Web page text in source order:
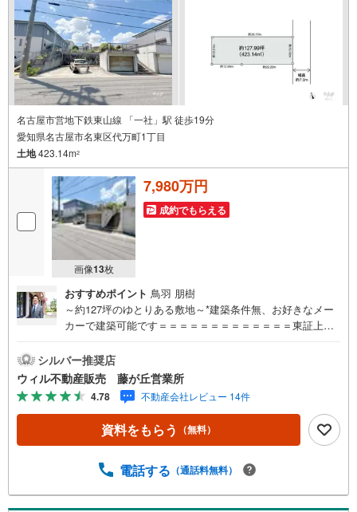
す。**リフォーム**理想の間取り、テイストを作り上げられ
ます！リフォームプランナーの同行も可能です。
名古屋市営地下鉄東山線 「一社」駅 徒歩19分
愛知県名古屋市名東区代万町1丁目
土地423.14m2
画像13枚
7,980万円
成約でもらえる
おすすめポイント 鳥羽 朋樹
～約127坪のゆとりある敷地～*建築条件無、お好きなメー
カーで建築可能です＝＝＝＝＝＝＝＝＝＝＝＝＝東証上場
ンもお任せ下さい！年間800組以上を担当する専門部署が、
あなたの住宅ローンをお手伝い！リフォーム・リノベも併
せて相談可能！お子様連れのご家族も落ち着いてお話がで
きるよう、キッズスペースを設置しています。【営業時間
10:00-19:00】（年中無休）上記時間はお電話が繋がりやす
くなっております。ぜひお気軽にご連絡下さい！現地を見
よりご希望の日時をご記入いただけますとスムーズにご案
シルバー推奨店
ウィル不動産販売 藤が丘営業所
4.78 不動産会社レビュー 14件
資料をもらう （無料）
電話する （通話料無料）